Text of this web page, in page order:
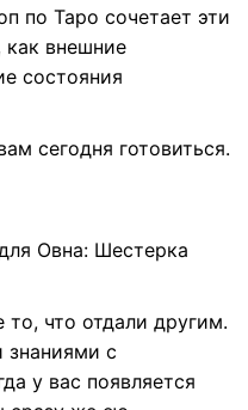
по Таро сочетает эти
как внешние
состояния
сегодня готовиться.
Овна: Шестерка
то, что отдали другим.
знаниями с
у вас появляется